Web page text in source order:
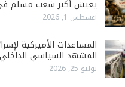
يعيش أكبر شعب مسلم
أغسطس 1, 2026
المساعدات الأميركية
المشهد السياسي الداخلي
يوليو 25, 2026